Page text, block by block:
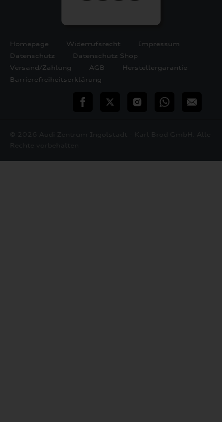
Homepage Widerrufsrecht
Impressum
Datenschutz
Datenschutz Shop
Versand/Zahlung
AGB
Herstellergarantie
Barrierefreiheitserklärung
teilen Twitter InstagramWhatsApp
E-